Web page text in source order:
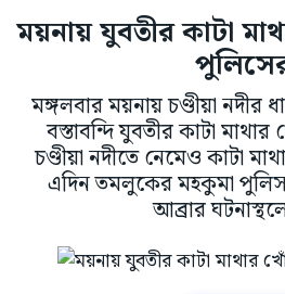
ময়নায় যুবতীর কাটা
মঙ্গলবার ময়নায় চণ্ডীয়া নদীর
বস্তাবন্দি যুবতীর কাটা
চণ্ডীয়া নদীতে নেমেও কাটা
এদিন তমলুকের মহকুমা
আব্রার